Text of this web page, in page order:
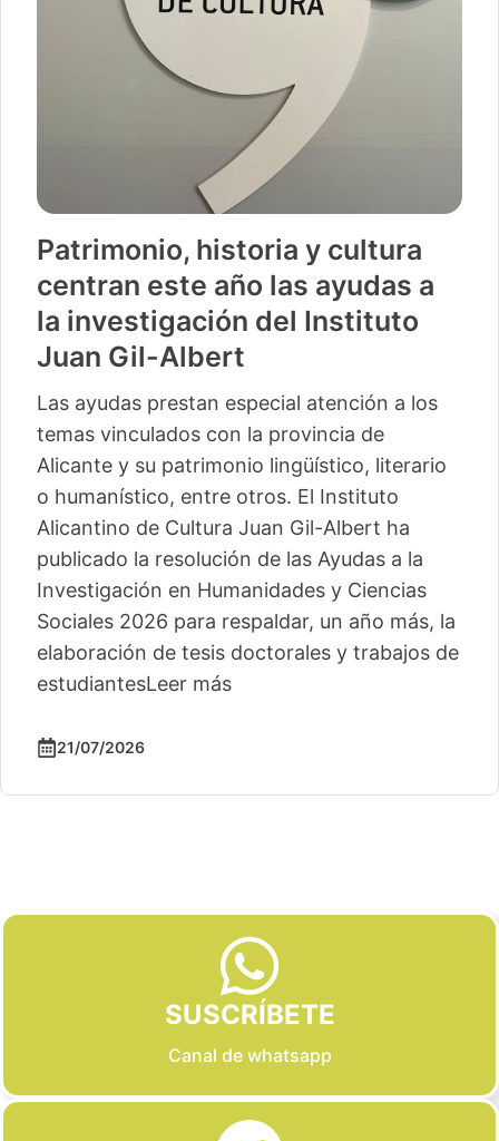
Patrimonio, historia y cultura
centran este año las ayudas a
la investigación del Instituto
Juan Gil-Albert
Las ayudas prestan especial atención a los
temas vinculados con la provincia de
Alicante y su patrimonio lingüístico, literario
o humanístico, entre otros. El Instituto
Alicantino de Cultura Juan Gil-Albert ha
publicado la resolución de las Ayudas a la
Investigación en Humanidades y Ciencias
Sociales 2026 para respaldar, un año más, la
elaboración de tesis doctorales y trabajos de
estudiantesLeer más
21/07/2026
SUSCRÍBETE
Canal de whatsapp